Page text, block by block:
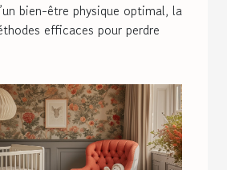
bien-être physique optimal, la
efficaces pour perdre